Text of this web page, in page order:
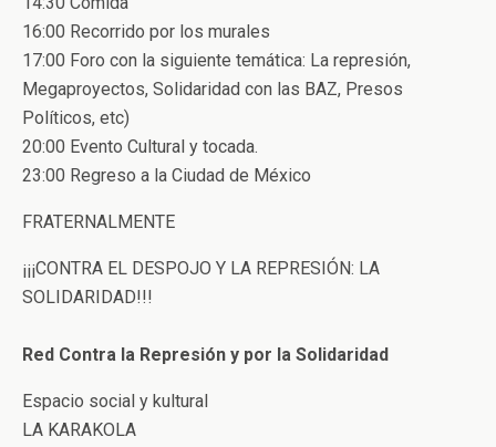
16:00 Recorrido por los murales
17:00 Foro con la siguiente temática: La represión,
Megaproyectos, Solidaridad con las BAZ, Presos
Políticos, etc)
20:00 Evento Cultural y tocada.
23:00 Regreso a la Ciudad de México
FRATERNALMENTE
¡¡¡CONTRA EL DESPOJO Y LA REPRESIÓN: LA
SOLIDARIDAD!!!
Red Contra la Represión y por la Solidaridad
Espacio social y kultural
LA KARAKOLA